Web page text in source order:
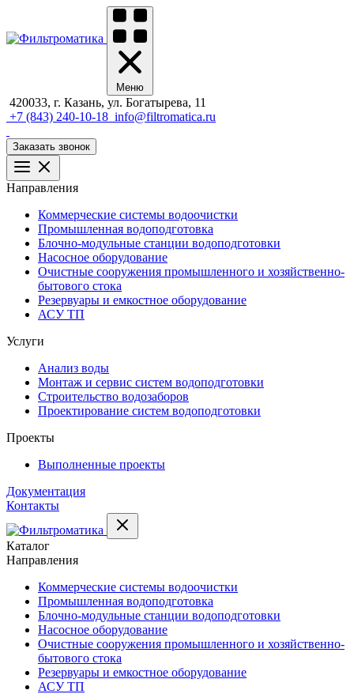
Меню
420033, г. Казань, ул. Богатырева, 11
+7 (843) 240-10-18 info@filtromatica.ru
Заказать звонок
Направления
Коммерческие системы водоочистки
Промышленная водоподготовка
Блочно-модульные станции водоподготовки
Насосное оборудование
Очистные сооружения промышленного и хозяйственно-
бытового стока
Резервуары и емкостное оборудование
АСУ ТП
Услуги
Анализ воды
Монтаж и сервис систем водоподготовки
Строительство водозаборов
Проектирование систем водоподготовки
Проекты
Выполненные проекты
Документация
Контакты
Каталог
Направления
Коммерческие системы водоочистки
Промышленная водоподготовка
Блочно-модульные станции водоподготовки
Насосное оборудование
Очистные сооружения промышленного и хозяйственно-
бытового стока
Резервуары и емкостное оборудование
АСУ ТП